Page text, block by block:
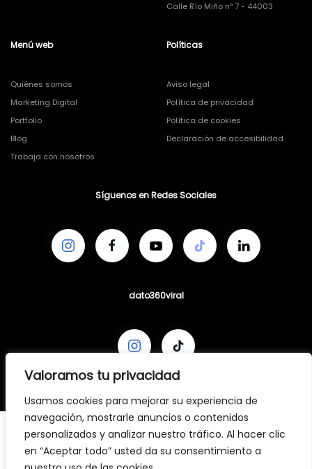
Valoramos tu privacidad
Usamos cookies para mejorar su experiencia de
navegación, mostrarle anuncios o contenidos
personalizados y analizar nuestro tráfico. Al hacer clic
en “Aceptar todo” usted da su consentimiento a
Calle Río Miño nº 7 - 44003
Menú web
Quiénes somos
Marketing Digital
Portfolio
Blog
Trabaja con nosotros
Políticas
Aviso legal
Política de privacidad
Política de cookies
Declaración de accesibilidad
Síguenos en Redes Sociales
dato360viral